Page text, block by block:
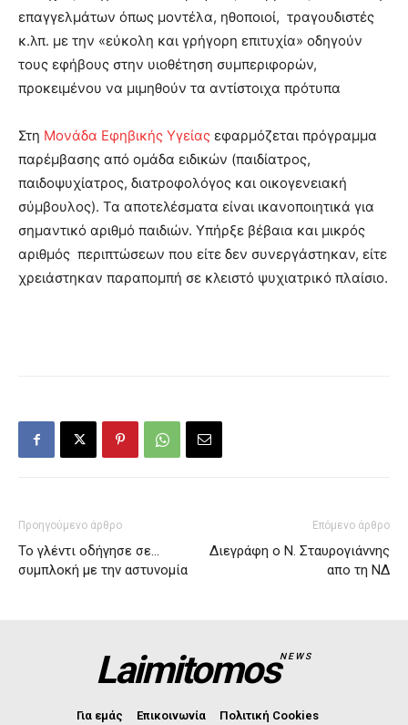
επαγγελμάτων όπως μοντέλα, ηθοποιοί, τραγουδιστές
κ.λπ. με την «εύκολη και γρήγορη επιτυχία» οδηγούν
τους εφήβους στην υιοθέτηση συμπεριφορών,
προκειμένου να μιμηθούν τα αντίστοιχα πρότυπα
Στη Μονάδα Εφηβικής Υγείας εφαρμόζεται πρόγραμμα
παρέμβασης από ομάδα ειδικών (παιδίατρος,
παιδοψυχίατρος, διατροφολόγος και οικογενειακή
σύμβουλος). Τα αποτελέσματα είναι ικανοποιητικά για
σημαντικό αριθμό παιδιών. Υπήρξε βέβαια και μικρός
αριθμός περιπτώσεων που είτε δεν συνεργάστηκαν, είτε
χρειάστηκαν παραπομπή σε κλειστό ψυχιατρικό πλαίσιο.
Προηγούμενο άρθρο
Το γλέντι οδήγησε σε…
συμπλοκή με την αστυνομία
Επόμενο άρθρο
Διεγράφη ο Ν. Σταυρογιάννης
απο τη ΝΔ
LaimitomosNEWS
Για εμάς Επικοινωνία
Πολιτική Cookies